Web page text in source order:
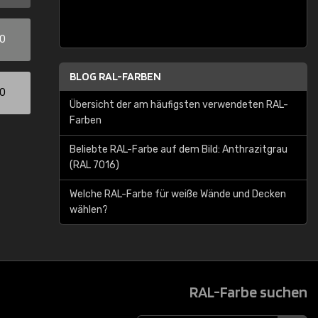
BLOG RAL-FARBEN
Übersicht der am häufigsten verwendeten RAL-
Farben
Beliebte RAL-Farbe auf dem Bild: Anthrazitgrau
(RAL 7016)
Welche RAL-Farbe für weiße Wände und Decken
wählen?
RAL-Farbe suchen